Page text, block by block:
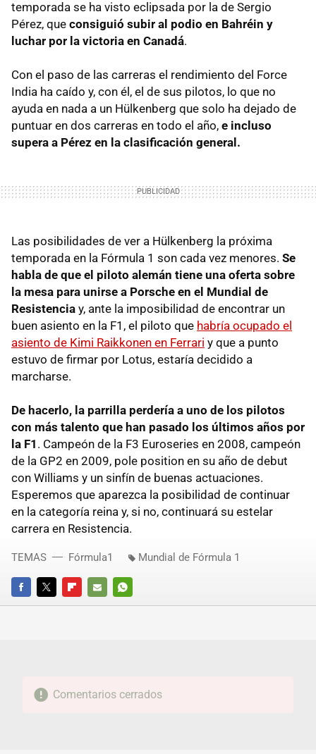
temporada se ha visto eclipsada por la de Sergio
Pérez, que consiguió subir al podio en Bahréin y
luchar por la victoria en Canadá.
Con el paso de las carreras el rendimiento del Force
India ha caído y, con él, el de sus pilotos, lo que no
ayuda en nada a un Hülkenberg que solo ha dejado de
puntuar en dos carreras en todo el año, e incluso
supera a Pérez en la clasificación general.
Las posibilidades de ver a Hülkenberg la próxima
temporada en la Fórmula 1 son cada vez menores. Se
habla de que el piloto alemán tiene una oferta sobre
la mesa para unirse a Porsche en el Mundial de
Resistencia y, ante la imposibilidad de encontrar un
buen asiento en la F1, el piloto que habría ocupado el
asiento de Kimi Raikkonen en Ferrari y que a punto
estuvo de firmar por Lotus, estaría decidido a
marcharse.
De hacerlo, la parrilla perdería a uno de los pilotos
con más talento que han pasado los últimos años por
la F1 . Campeón de la F3 Euroseries en 2008, campeón
de la GP2 en 2009, pole position en su año de debut
con Williams y un sinfín de buenas actuaciones.
Esperemos que aparezca la posibilidad de continuar
en la categoría reina y, si no, continuará su estelar
carrera en Resistencia.
FACEBOOKTWITTERFLIPBOARD
E-
WHATSAPP
TEMAS Fórmula1 Mundial de Fórmula 1
Comentarios cerrados